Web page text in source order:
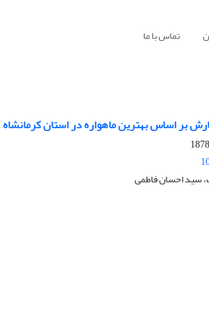
تماس با ما
بر اساس بهترین ماهواره در استان کرمانشاه
سید احسان فاطمی